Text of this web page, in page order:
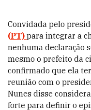
Convidada pelo
(PT) para integrar a
nenhuma declaração
mesmo o prefeito da
confirmado que ela
reunião com o
Nunes disse
forte para definir o